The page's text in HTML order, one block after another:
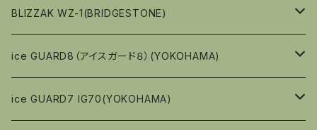
偏平率（％）５５
偏平率（％）５５
偏平率（％）５０
19ｲﾝﾁ
偏平率（％）５０
偏平率（％）60
偏平率（％）65
偏平率（％）60
17ｲﾝﾁ
偏平率（％）60
偏平率（％）55
18ｲﾝﾁ
偏平率（％）50
偏平率（％）60
偏平率（％）55
19ｲﾝﾁ
偏平率（％）55
偏平率（％）45
偏平率（％）60
偏平率（％）60
偏平率（％）55
19ｲﾝﾁ
偏平率（％）55
偏平率（％）65
16ｲﾝﾁ
偏平率（％）65
偏平率（％）60
17ｲﾝﾁ
偏平率（％）65
18ｲﾝﾁ
13ｲﾝﾁ
偏平率（％）80
偏平率（％）70
14ｲﾝﾁ
偏平率（％）70
15ｲﾝﾁ
BLIZZAK WZ-1(BRIDGESTONE)
１３インチ
偏平率（％）８０
１４インチ
ice GUARD8（アイスガード８）(YOKOHAMA)
１４インチ
ice GUARD7 IG70(YOKOHAMA)